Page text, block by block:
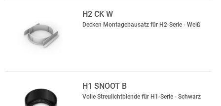
H2 CK W
Decken Montagebausatz für H2-Serie - Weiß
H1 SNOOT B
Volle Streulichtblende für H1-Serie - Schwarz